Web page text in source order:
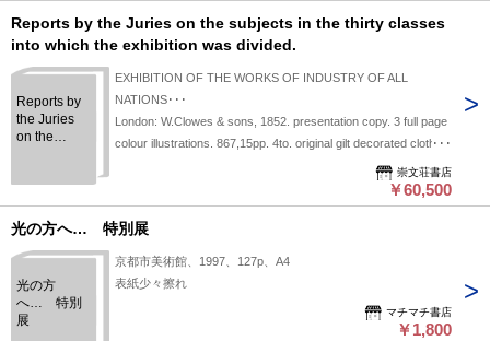
Reports by the Juries on the subjects in the thirty classes
into which the exhibition was divided.
Reports by
the Juries
on the
classes into
which the
exhibition
EXHIBITION OF THE WORKS OF INDUSTRY OF ALL
NATIONS･･･
London: W.Clowes & sons, 1852. presentation copy. 3 full page
colour illustrations. 867,15pp. 4to. original gilt decorated cloth.
崇文荘書店
￥60,500
光の方へ… 特別展
光の方
へ… 特別
展
京都市美術館、1997、127p、A4
表紙少々擦れ
マチマチ書店
￥1,800